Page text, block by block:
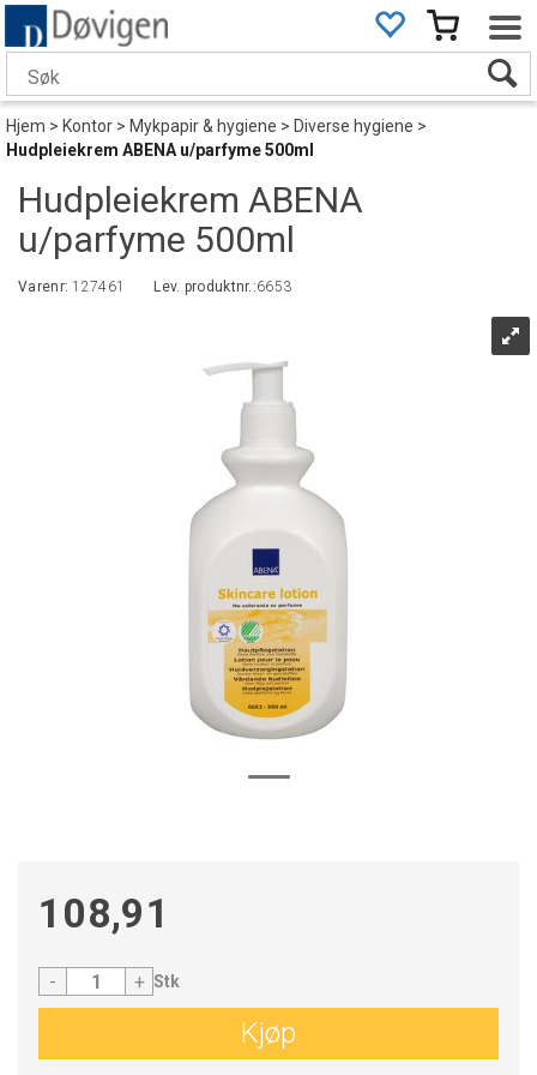
Hjem>Kontor>Mykpapir & hygiene>Diverse hygiene>
Hudpleiekrem ABENA u/parfyme 500ml
Hudpleiekrem ABENA
u/parfyme 500ml
Varenr:127461 Lev. produktnr.:6653
108,91
- + Stk
Kjøp